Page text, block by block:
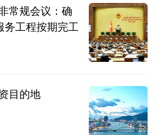
常规会议：确
务工程按期完工
目的地